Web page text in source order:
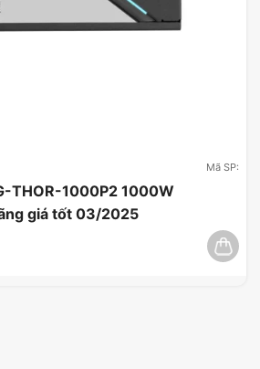
Mã SP:
THOR-1000P2 1000W
giá tốt 03/2025